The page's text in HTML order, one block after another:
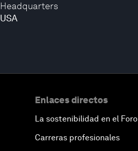
Headquarters
USA
Enlaces directos
La sostenibilidad en el Foro
Carreras profesionales